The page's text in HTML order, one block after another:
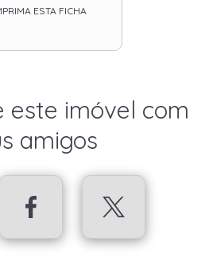
ESTA FICHA
este imóvel com
amigos